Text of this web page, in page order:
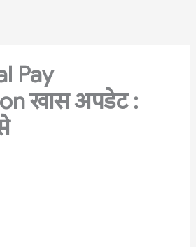
Pay
खास अपडेट :